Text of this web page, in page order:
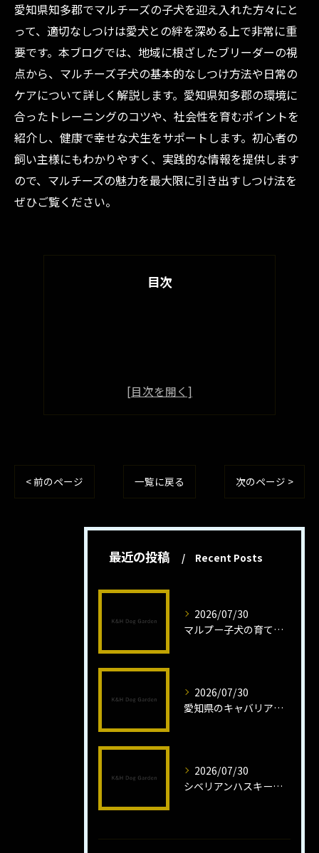
愛知県知多郡でマルチーズの子犬を迎え入れた方々にと
って、適切なしつけは愛犬との絆を深める上で非常に重
要です。本ブログでは、地域に根ざしたブリーダーの視
点から、マルチーズ子犬の基本的なしつけ方法や日常の
ケアについて詳しく解説します。愛知県知多郡の環境に
合ったトレーニングのコツや、社会性を育むポイントを
紹介し、健康で幸せな犬生をサポートします。初心者の
飼い主様にもわかりやすく、実践的な情報を提供します
ので、マルチーズの魅力を最大限に引き出すしつけ法を
ぜひご覧ください。
目次
< 前のページ 一覧に戻る 次のページ >
最近の投稿 Recent Posts
2026/07/30
マルプー子犬の育て方と魅力解説
2026/07/30
愛知県のキャバリア子犬の魅力秘話
2026/07/30
シベリアンハスキー子犬の魅力と飼育法